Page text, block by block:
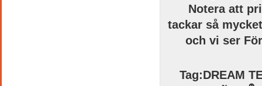
Notera att
tackar så
och vi ser
Tag:DREAM